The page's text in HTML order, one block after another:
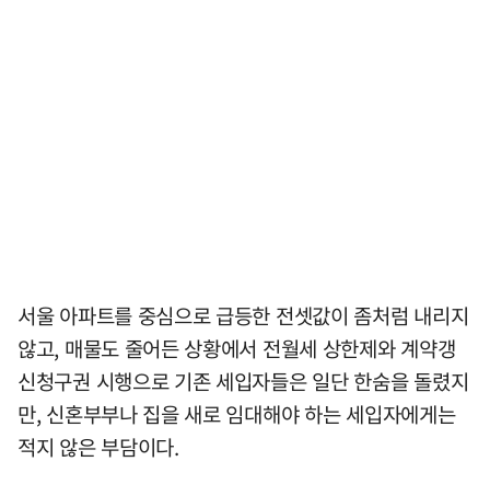
서울 아파트를 중심으로 급등한 전셋값이 좀처럼 내리지
않고, 매물도 줄어든 상황에서 전월세 상한제와 계약갱
신청구권 시행으로 기존 세입자들은 일단 한숨을 돌렸지
만, 신혼부부나 집을 새로 임대해야 하는 세입자에게는
적지 않은 부담이다.